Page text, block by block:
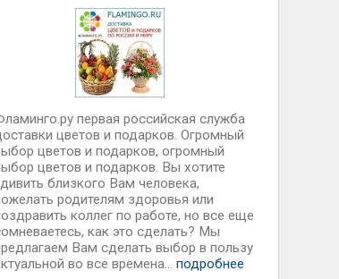
первая российская служба
цветов и подарков. Огромный
цветов и подарков, огромный
цветов и подарков. Вы хотите
близкого Вам человека,
родителям здоровья или
коллег по работе, но все еще
как это сделать? Мы
Вам сделать выбор в пользу
во все времена... подробнее